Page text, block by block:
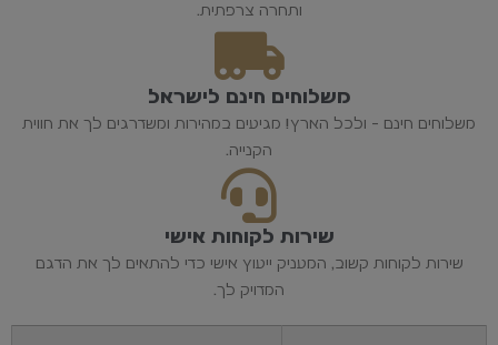
ותחרה צרפתית.
משלוחים חינם לישראל
משלוחים חינם - ולכל הארץ! מגיעים במהירות ומשדרגים לך את חווית
הקנייה.
שירות לקוחות אישי
שירות לקוחות קשוב, המעניק ייעוץ אישי כדי להתאים לך את הדגם
המדויק לך.